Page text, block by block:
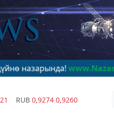
www.NazarNews.kg
RUB 0,9274 0,9260